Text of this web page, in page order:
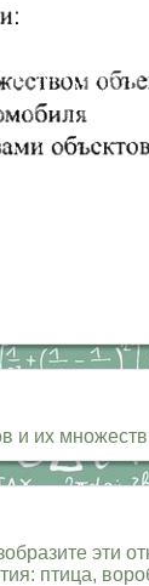
и их
эти
птица,